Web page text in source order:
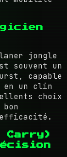
jongle
souvent un
capable
en un clin
choix
Carry)